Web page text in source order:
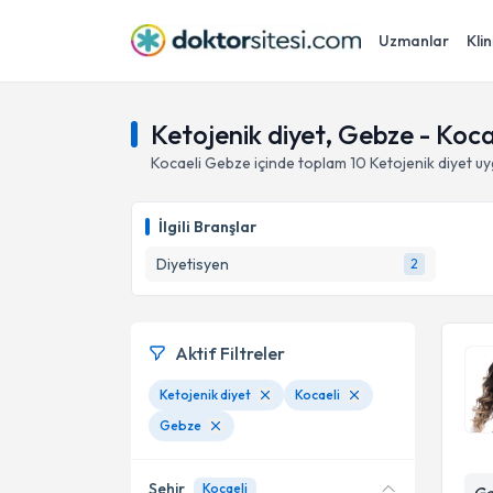
Uzmanlar
Ketojenik diyet, Gebze -
Kocaeli Gebze içinde toplam 10 Ketojenik diyet
İlgili Branşlar
Diyetisyen
2
Aktif Filtreler
Ketojenik diyet
Kocaeli
Gebze
Şehir Kocaeli